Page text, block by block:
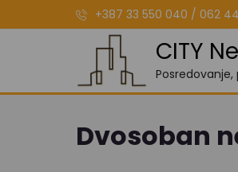
+387 33 550 040 / 062
CITY
Dvosoban